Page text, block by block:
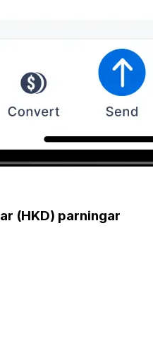
(HKD) parningar